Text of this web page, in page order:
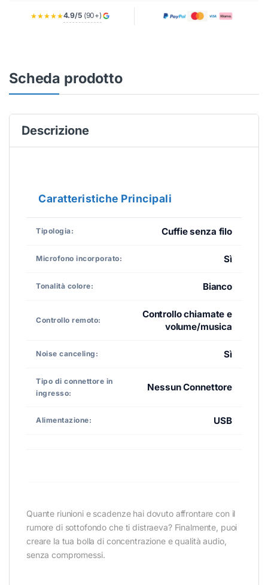
★★★★★4.9/5(90+)
Scheda prodotto
Descrizione
Caratteristiche Principali
Tipologia: Cuffie senza filo
Microfono incorporato: Sì
Tonalità colore: Bianco
Controllo remoto:
Controllo chiamate e
volume/musica
Noise canceling: Sì
Tipo di connettore in
ingresso:
Nessun Connettore
Alimentazione: USB
Quante riunioni e scadenze hai dovuto affrontare con il
rumore di sottofondo che ti distraeva? Finalmente, puoi
creare la tua bolla di concentrazione e qualità audio,
senza compromessi.